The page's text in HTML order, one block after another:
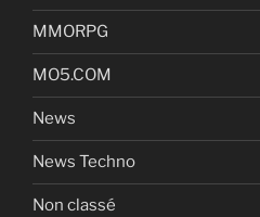
MMORPG
MO5.COM
News
News Techno
Non classé